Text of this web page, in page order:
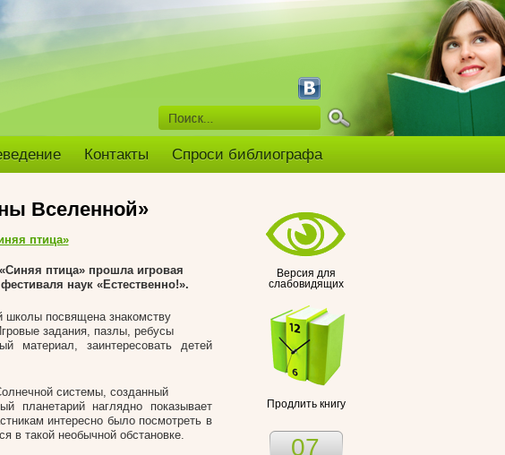
Контакты Спроси библиографа
Версия для
слабовидящих
Продлить книгу
07
Вселенной»
птица»
птица» прошла игровая
фестиваля наук «Естественно!».
школы посвящена знакомству
задания, пазлы, ребусы
материал, заинтересовать детей
системы, созданный
планетарий наглядно показывает
интересно было посмотреть в
в такой необычной обстановке.